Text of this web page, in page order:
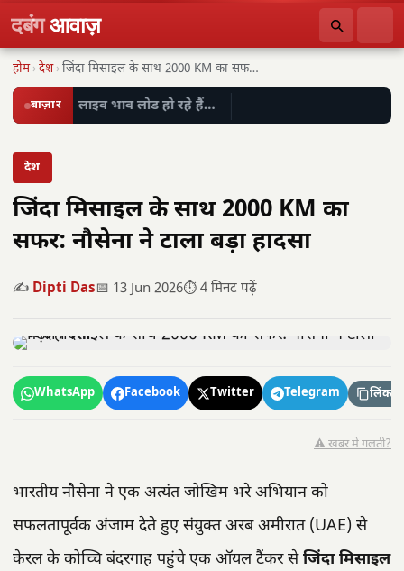
दबंगआवाज़
होम ›देश › जिंदा मिसाइल के साथ 2000 KM का सफर:…
बाज़ार लाइव भाव लोड हो रहे हैं…
देश
जिंदा मिसाइल के साथ 2000 KM का
सफर: नौसेना ने टाला बड़ा हादसा
✍️ Dipti Das📅 13 Jun 2026⏱️ 4 मिनट पढ़ें
WhatsApp Facebook Twitter Telegram लिंक
⚠️ खबर में गलती?
भारतीय नौसेना ने एक अत्यंत जोखिम भरे अभियान को
सफलतापूर्वक अंजाम देते हुए संयुक्त अरब अमीरात (UAE) से
केरल के कोच्चि बंदरगाह पहुंचे एक ऑयल टैंकर सेजिंदा मिसाइल